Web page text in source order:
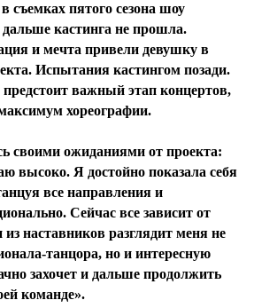
съемках пятого сезона шоу
кастинга не прошла.
и мечта привели девушку в
Испытания кастингом позади.
предстоит важный этап концертов,
хореографии.
своими ожиданиями от проекта:
высоко. Я достойно показала себя
все направления и
Сейчас все зависит от
наставников разглядит меня не
танцора, но и интересную
захочет и дальше продолжить
команде».